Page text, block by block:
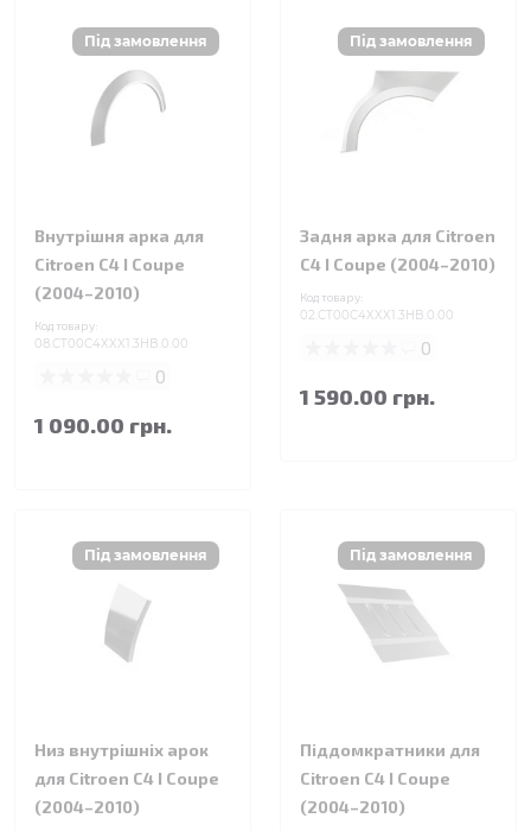
Внутрішня арка для
Citroen C4 I Coupe
(2004–2010)
Код товару:
08.CT00C4XXX1.3HB.0.00
0
1 090.00 грн.
Задня арка для Citroen
C4 I Coupe (2004–2010)
Код товару:
02.CT00C4XXX1.3HB.0.00
0
1 590.00 грн.
Низ внутрішніх арок
для Citroen C4 I Coupe
(2004–2010)
Піддомкратники для
Citroen C4 I Coupe
(2004–2010)